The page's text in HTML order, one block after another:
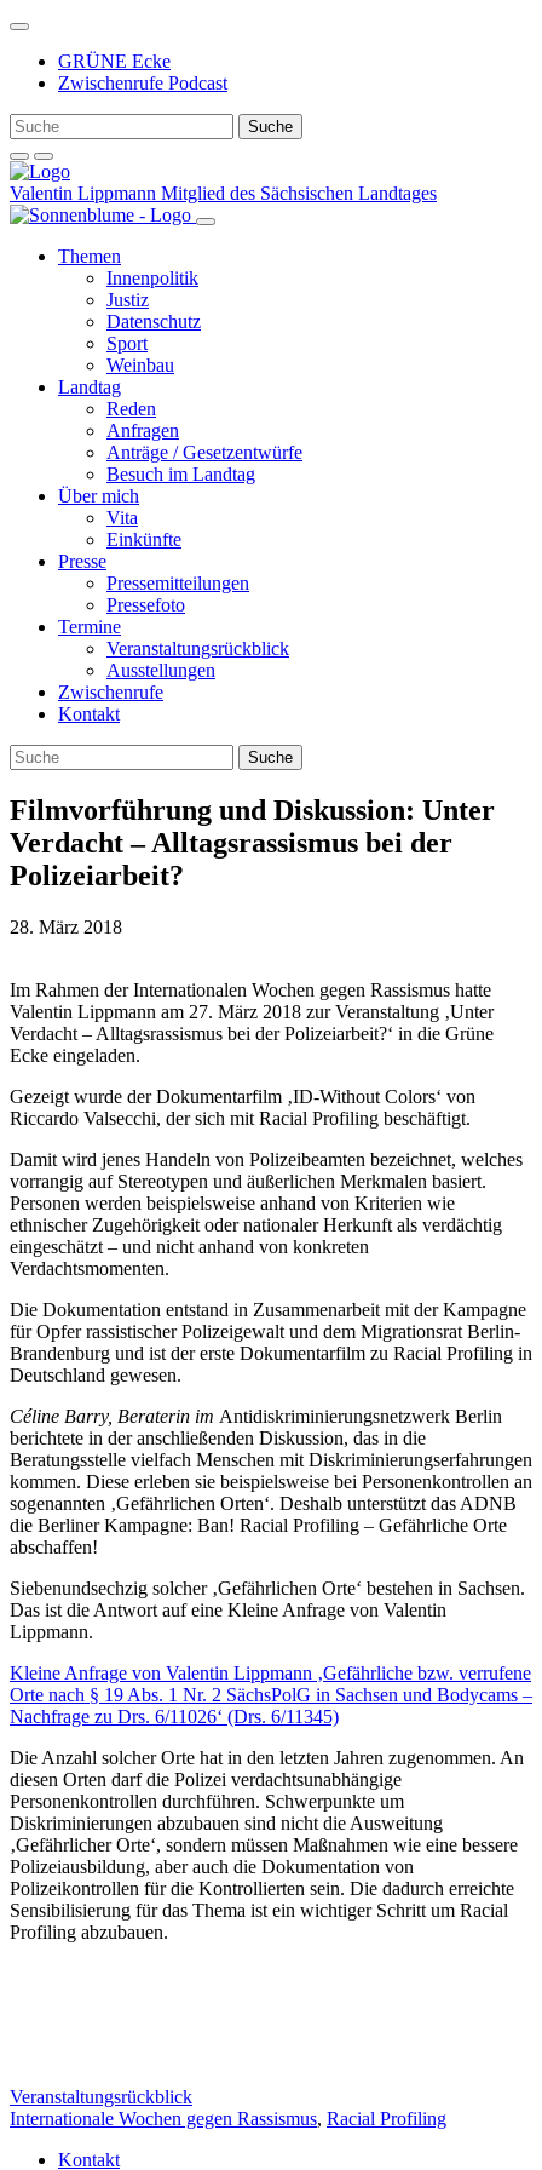
Weiter
Inhalt
GRÜNE Ecke
Zwischenrufe Podcast
Valentin Lippmann Mitglied des Sächsischen Landtages
Themen
Innenpolitik
Justiz
Datenschutz
Sport
Weinbau
Landtag
Reden
Anfragen
Anträge / Gesetzentwürfe
Besuch im Landtag
Über mich
Vita
Einkünfte
Presse
Pressemitteilungen
Pressefoto
Termine
Veranstaltungsrückblick
Ausstellungen
Zwischenrufe
Kontakt
Filmvorführung und Diskussion: Unter
Verdacht – Alltagsrassismus bei der
Polizeiarbeit?
28. März 2018
Im Rahmen der Internationalen Wochen gegen Rassismus hatte
Valentin Lippmann am 27. März 2018 zur Veranstaltung ‚Unter
Verdacht – Alltagsrassismus bei der Polizeiarbeit?‘ in die Grüne
Ecke eingeladen.
Gezeigt wurde der Dokumentarfilm ‚ID-Without Colors‘ von
Riccardo Valsecchi, der sich mit Racial Profiling beschäftigt.
Damit wird jenes Handeln von Polizeibeamten bezeichnet, welches
vorrangig auf Stereotypen und äußerlichen Merkmalen basiert.
Personen werden beispielsweise anhand von Kriterien wie
ethnischer Zugehörigkeit oder nationaler Herkunft als verdächtig
eingeschätzt – und nicht anhand von konkreten
Verdachtsmomenten.
Die Dokumentation entstand in Zusammenarbeit mit der Kampagne
für Opfer rassistischer Polizeigewalt und dem Migrationsrat Berlin-
Brandenburg und ist der erste Dokumentarfilm zu Racial Profiling in
Deutschland gewesen.
Céline Barry, Beraterin im Antidiskriminierungsnetzwerk Berlin
berichtete in der anschließenden Diskussion, das in die
Beratungsstelle vielfach Menschen mit Diskriminierungserfahrungen
kommen. Diese erleben sie beispielsweise bei Personenkontrollen an
sogenannten ‚Gefährlichen Orten‘. Deshalb unterstützt das ADNB
die Berliner Kampagne: Ban! Racial Profiling – Gefährliche Orte
abschaffen!
Siebenundsechzig solcher ‚Gefährlichen Orte‘ bestehen in Sachsen.
Das ist die Antwort auf eine Kleine Anfrage von Valentin
Lippmann.
Kleine Anfrage von Valentin Lippmann ‚Gefährliche bzw. verrufene
Orte nach § 19 Abs. 1 Nr. 2 SächsPolG in Sachsen und Bodycams –
Nachfrage zu Drs. 6/11026‘ (Drs. 6/11345)
Die Anzahl solcher Orte hat in den letzten Jahren zugenommen. An
diesen Orten darf die Polizei verdachtsunabhängige
Personenkontrollen durchführen. Schwerpunkte um
Diskriminierungen abzubauen sind nicht die Ausweitung
‚Gefährlicher Orte‘, sondern müssen Maßnahmen wie eine bessere
Polizeiausbildung, aber auch die Dokumentation von
Polizeikontrollen für die Kontrollierten sein. Die dadurch erreichte
Sensibilisierung für das Thema ist ein wichtiger Schritt um Racial
Profiling abzubauen.
Veranstaltungsrückblick
Internationale Wochen gegen Rassismus, Racial Profiling
Kontakt